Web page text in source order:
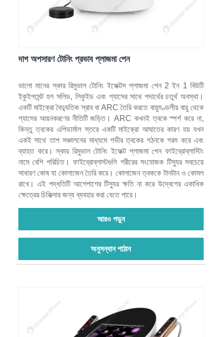
দাগ অপসারণ টোনিং প্রভাব প্লাজমা পেন
ভালো মানের স্কার রিমুভাল টোনিং ইফেক্টস প্লাজমা পেন 2 ইন 1 বিউটি
ইকুইপমেন্ট হল সলিড, লিকুইড এবং গ্যাসের সাথে পদার্থের চতুর্থ অবস্থা।
একটি মাইক্রো বৈদ্যুতিক স্রাব বা ARC তৈরি করতে বায়ুমণ্ডলীয় বায়ু থেকে
গ্যাসের আয়নকরণের নীতিটি জড়িত। ARC কখনই ত্বকে স্পর্শ করে না,
কিন্তু ত্বকের এপিডার্মাল স্তরে একটি মাইক্রো আঘাতের কারণ হয় যখন
একই সাথে তাপ সঞ্চালনের মাধ্যমে গভীর ত্বকের গঠনকে গরম করে এবং
ব্যাহত করে। স্কার রিমুভাল টোনিং ইফেক্ট প্লাজমা পেন ফাইব্রোব্লাস্টিং
নামে বেশি পরিচিত। ফাইব্রোব্লাস্টগুলি শরীরের সংযোজক টিস্যুর সবচেয়ে
সাধারণ কোষ যা কোলাজেন তৈরি করে। কোলাজেন ত্বককে টানটান ও কোমল
রাখে। এই পদ্ধতিটি আশেপাশের টিস্যুর ক্ষতি না করে উদ্বেগের একাধিক
ক্ষেত্রের চিকিত্সার জন্য ব্যবহার করা যেতে পারে।
আরও পড়ুন
অনুসন্ধান পাঠান